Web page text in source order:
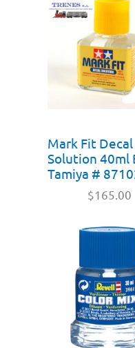
Mark Fit Decal
Solution 40ml
Tamiya #
$165.00